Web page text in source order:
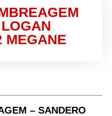
MEGANE
– SANDERO